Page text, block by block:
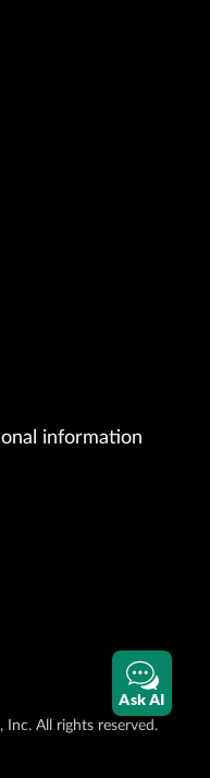
information
All rights reserved.
Ask AI